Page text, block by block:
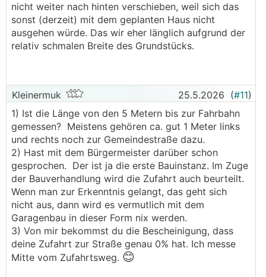
nicht weiter nach hinten verschieben, weil sich das
sonst (derzeit) mit dem geplanten Haus nicht
ausgehen würde. Das wir eher länglich aufgrund der
relativ schmalen Breite des Grundstücks.
Kleinermuk 25.5.2026 (#11)
1) Ist die Länge von den 5 Metern bis zur Fahrbahn
gemessen? Meistens gehören ca. gut 1 Meter links
und rechts noch zur Gemeindestraße dazu.
2) Hast mit dem Bürgermeister darüber schon
gesprochen. Der ist ja die erste Bauinstanz. Im Zuge
der Bauverhandlung wird die Zufahrt auch beurteilt.
Wenn man zur Erkenntnis gelangt, das geht sich
nicht aus, dann wird es vermutlich mit dem
Garagenbau in dieser Form nix werden.
3) Von mir bekommst du die Bescheinigung, dass
deine Zufahrt zur Straße genau 0% hat. Ich messe
Mitte vom Zufahrtsweg. 😊